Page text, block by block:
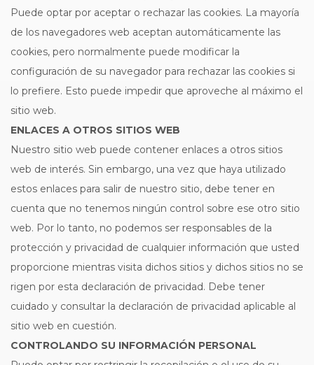
Puede optar por aceptar o rechazar las cookies. La mayoría
de los navegadores web aceptan automáticamente las
cookies, pero normalmente puede modificar la
configuración de su navegador para rechazar las cookies si
lo prefiere. Esto puede impedir que aproveche al máximo el
sitio web.
ENLACES A OTROS SITIOS WEB
Nuestro sitio web puede contener enlaces a otros sitios
web de interés. Sin embargo, una vez que haya utilizado
estos enlaces para salir de nuestro sitio, debe tener en
cuenta que no tenemos ningún control sobre ese otro sitio
web. Por lo tanto, no podemos ser responsables de la
protección y privacidad de cualquier información que usted
proporcione mientras visita dichos sitios y dichos sitios no se
rigen por esta declaración de privacidad. Debe tener
cuidado y consultar la declaración de privacidad aplicable al
sitio web en cuestión.
CONTROLANDO SU INFORMACIÓN PERSONAL